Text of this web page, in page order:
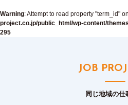
Warning: Attempt to read property "term_id"
project.co.jp/public_html/wp-content/
295
JOB
同じ地域の仕